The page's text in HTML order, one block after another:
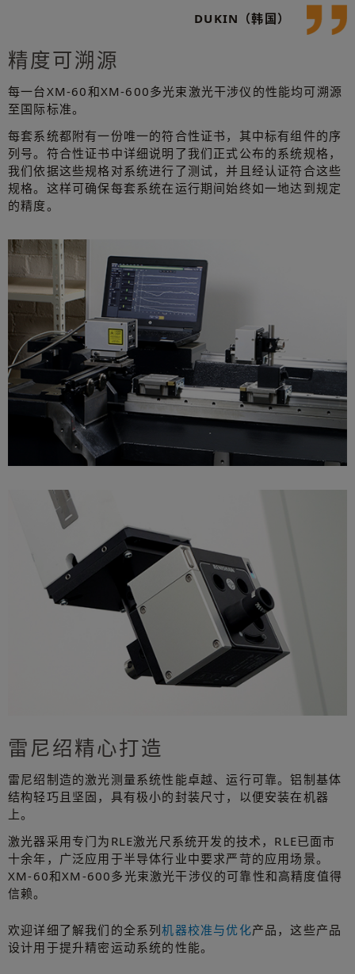
DUKIN（韩国）
精度可溯源
每一台XM-60和XM-600多光束激光干涉仪的性能均可溯源
至国际标准。
每套系统都附有一份唯一的符合性证书，其中标有组件的序
列号。符合性证书中详细说明了我们正式公布的系统规格，
我们依据这些规格对系统进行了测试，并且经认证符合这些
规格。这样可确保每套系统在运行期间始终如一地达到规定
的精度。
雷尼绍精心打造
雷尼绍制造的激光测量系统性能卓越、运行可靠。铝制基体
结构轻巧且坚固，具有极小的封装尺寸，以便安装在机器
上。
激光器采用专门为RLE激光尺系统开发的技术，RLE已面市
十余年，广泛应用于半导体行业中要求严苛的应用场景。
XM-60和XM-600多光束激光干涉仪的可靠性和高精度值得
信赖。
欢迎详细了解我们的全系列机器校准与优化产品，这些产品
设计用于提升精密运动系统的性能。